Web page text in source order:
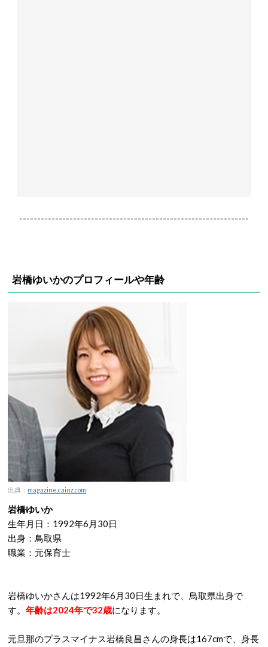
----------------------------------------------------------------
岩橋ゆいかのプロフィールや年齢
出典： magazine.cainz.com
岩橋ゆいか
生年月日：1992年6月30日
出身：鳥取県
職業：元保育士
岩橋ゆいかさんは1992年6月30日生まれで、鳥取県出身で
す。 年齢は2024年で32歳になります。
元旦那のプラスマイナス岩橋良昌さんの身長は167cmで、身長